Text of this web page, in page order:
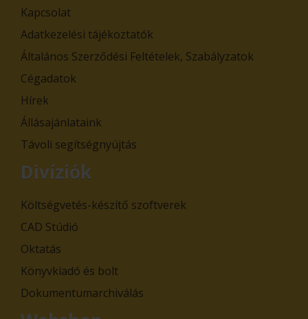
Kapcsolat
Adatkezelési tájékoztatók
Általános Szerződési Feltételek, Szabályzatok
Cégadatok
Hírek
Állásajánlataink
Távoli segítségnyújtás
Divíziók
Költségvetés-készítő szoftverek
CAD Stúdió
Oktatás
Könyvkiadó és bolt
Dokumentumarchiválás